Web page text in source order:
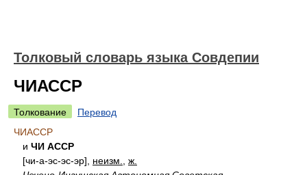
Толковый словарь языка Совдепии
ЧИАССР
Толкование
Перевод
ЧИАССР
и ЧИ АССР
[чи-а-эс-эс-эр], неизм.
ж.